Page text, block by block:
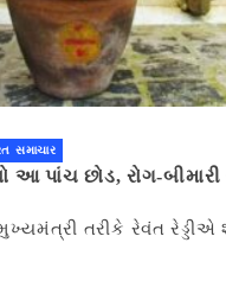
સમાચાર
આ પાંચ છોડ, રોગ-